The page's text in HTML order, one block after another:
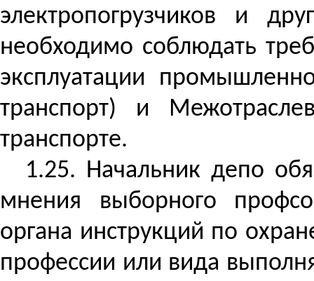
электропогрузчиков и
необходимо соблюдать
эксплуатации
транспорт) и
транспорте.
1.25. Начальник депо
мнения выборного
органа инструкций по
профессии или вида